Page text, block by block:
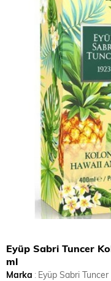
Eyüp Sabri Tuncer
ml
Marka : Eyüp Sabri Tuncer